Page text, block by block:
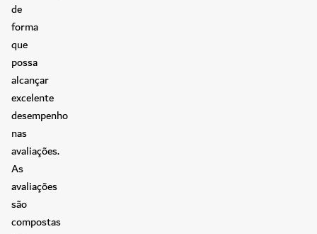
de
forma
que
possa
alcançar
excelente
desempenho
nas
avaliações.
As
avaliações
são
compostas